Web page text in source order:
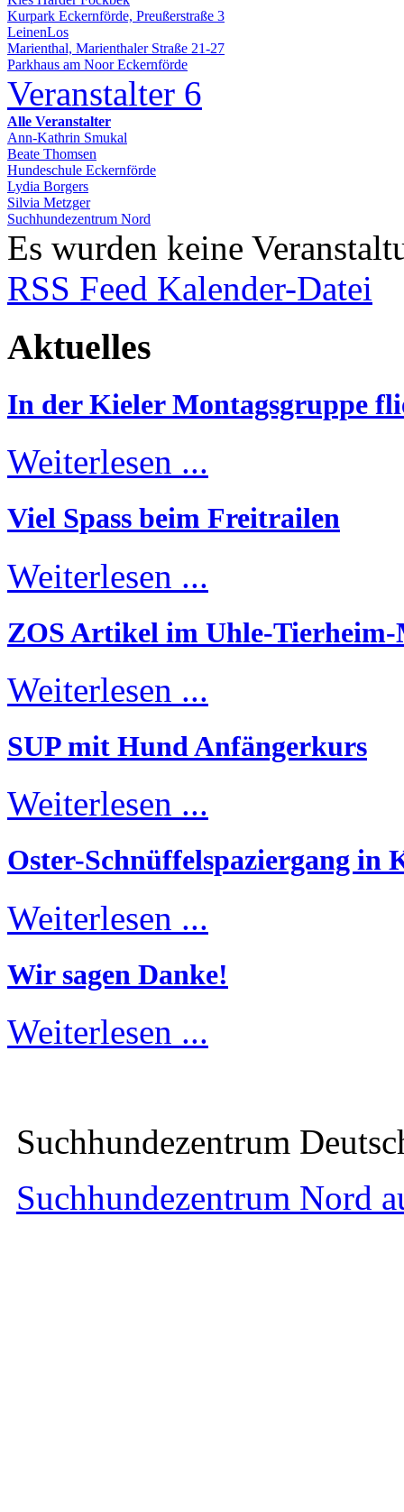
Kurpark Eckernförde, Preußerstraße 3
LeinenLos
Marienthal, Marienthaler Straße 21-27
Parkhaus am Noor Eckernförde
Veranstalter 6
Alle Veranstalter
Ann-Kathrin Smukal
Beate Thomsen
Hundeschule Eckernförde
Lydia Borgers
Silvia Metzger
Suchhundezentrum Nord
Es wurden keine
RSS Feed Kalender-Datei
Aktuelles
In der Kieler Montagsgruppe
Weiterlesen ...
Viel Spass beim Freitrailen
Weiterlesen ...
ZOS Artikel im Uhle-Tierheim-
Weiterlesen ...
SUP mit Hund Anfängerkurs
Weiterlesen ...
Oster-Schnüffelspaziergang in
Weiterlesen ...
Wir sagen Danke!
Weiterlesen ...
Suchhundezentrum
Suchhundezentrum Nord